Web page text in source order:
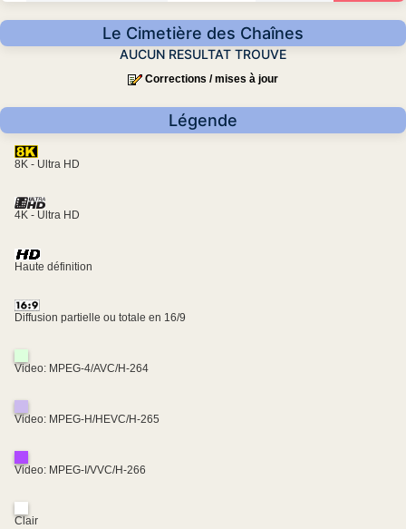
Le Cimetière des Chaînes
AUCUN RESULTAT TROUVE
Corrections / mises à jour
Légende
8K - Ultra HD
4K - Ultra HD
Haute définition
Diffusion partielle ou totale en 16/9
Video: MPEG-4/AVC/H-264
Video: MPEG-H/HEVC/H-265
Video: MPEG-I/VVC/H-266
Clair